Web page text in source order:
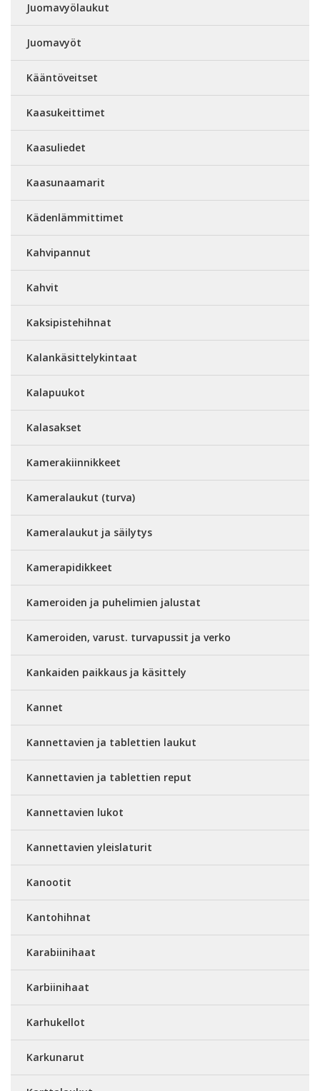
Juomavyölaukut
Juomavyöt
Kääntöveitset
Kaasukeittimet
Kaasuliedet
Kaasunaamarit
Kädenlämmittimet
Kahvipannut
Kahvit
Kaksipistehihnat
Kalankäsittelykintaat
Kalapuukot
Kalasakset
Kamerakiinnikkeet
Kameralaukut (turva)
Kameralaukut ja säilytys
Kamerapidikkeet
Kameroiden ja puhelimien jalustat
Kameroiden, varust. turvapussit ja verko
Kankaiden paikkaus ja käsittely
Kannet
Kannettavien ja tablettien laukut
Kannettavien ja tablettien reput
Kannettavien lukot
Kannettavien yleislaturit
Kanootit
Kantohihnat
Karabiinihaat
Karbiinihaat
Karhukellot
Karkunarut